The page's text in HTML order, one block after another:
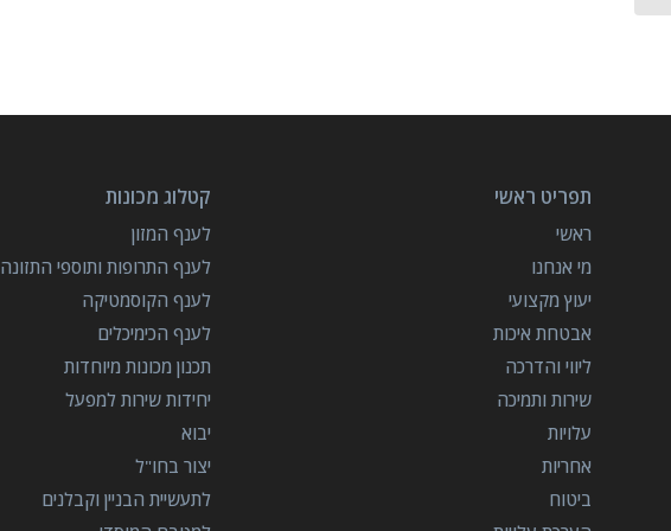
תפריט ראשי
ראשי
מי אנחנו
יעוץ מקצועי
אבטחת איכות
ליווי והדרכה
שירות ותמיכה
עלויות
אחריות
ביטוח
קטלוג מכונות
לענף המזון
לענף התרופות ותוספי התזונה
לענף הקוסמטיקה
לענף הכימיכלים
תכנון מכונות מיוחדות
יחידות שירות למפעל
יבוא
יצור בחו"ל
לתעשיית הבניין וקבלנים